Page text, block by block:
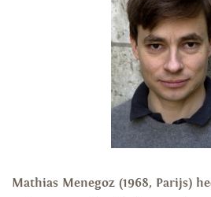
Mathias Menegoz (1968, Parijs)